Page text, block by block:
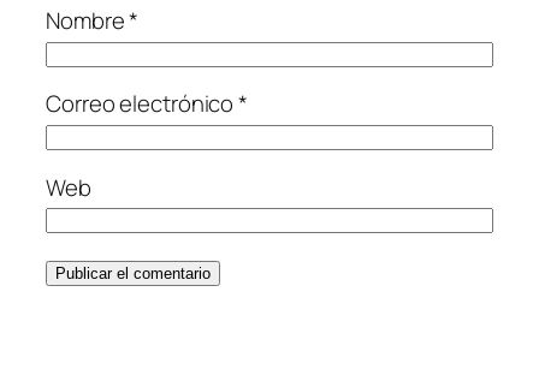
Nombre*
Correo electrónico*
Web